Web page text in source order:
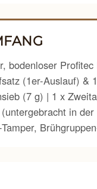
bodenloser
(1er-Auslauf) &
(7 g) | 1 x
in